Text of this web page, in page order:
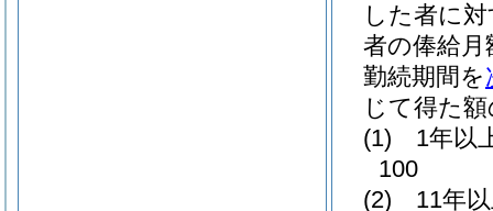
した者に
者の俸給月
勤続期間を
じて得た
(1)
1年以
100
(2)
11年